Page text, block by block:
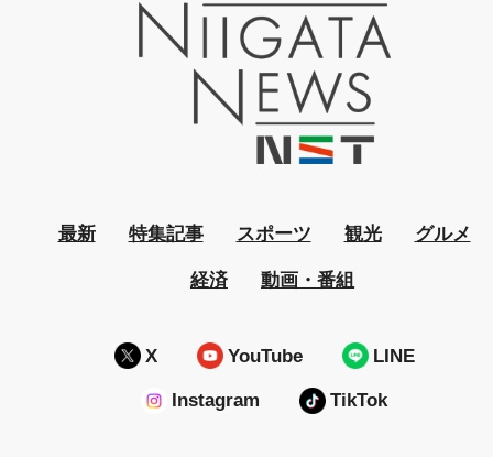
最新 特集記事 スポーツ 観光 グルメ
経済 動画・番組
X YouTube LINE
Instagram TikTok